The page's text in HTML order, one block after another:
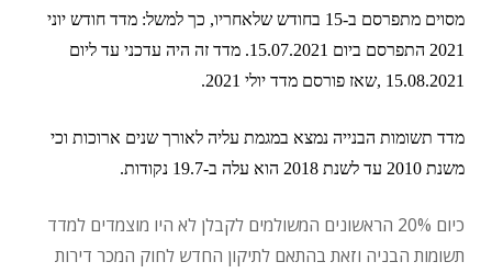
מסוים מתפרסם ב-15 בחודש שלאחריו, כך למשל: מדד חודש יוני
2021 התפרסם ביום 15.07.2021. מדד זה היה עדכני עד ליום
15.08.2021 ,שאז פורסם מדד יולי 2021.
מדד תשומות הבנייה נמצא במגמת עליה לאורך שנים ארוכות וכי
משנת 2010 עד לשנת 2018 הוא עלה ב-19.7 נקודות.
כיום 20% הראשונים המשולמים לקבלן לא היו מוצמדים למדד
תשומות הבניה וזאת בהתאם לתיקון החדש לחוק המכר דירות